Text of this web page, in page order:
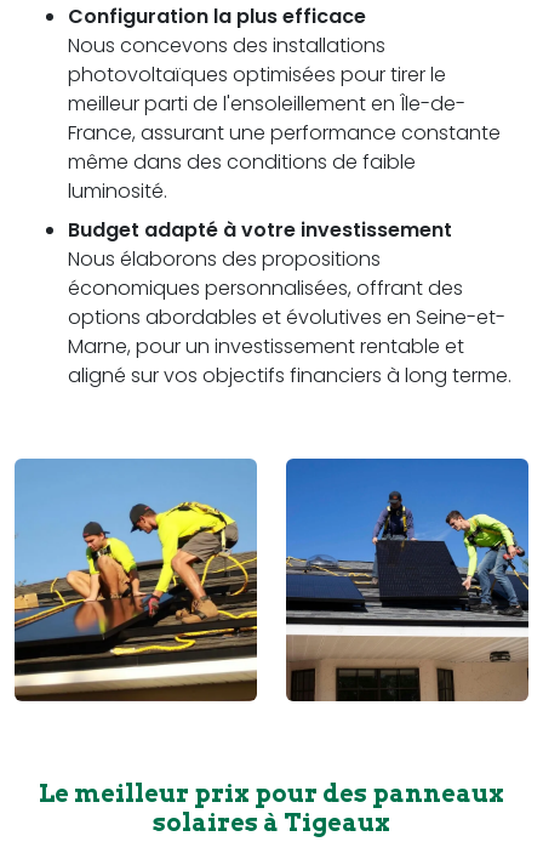
Configuration la plus efficace
Nous concevons des installations
photovoltaïques optimisées pour tirer le
meilleur parti de l'ensoleillement en Île-de-
France, assurant une performance constante
même dans des conditions de faible
luminosité.
Budget adapté à votre investissement
Nous élaborons des propositions
économiques personnalisées, offrant des
options abordables et évolutives en Seine-et-
Marne, pour un investissement rentable et
aligné sur vos objectifs financiers à long terme.
Le meilleur prix pour des panneaux
solaires à Tigeaux